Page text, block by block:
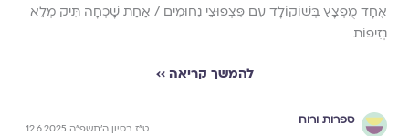
אֶחָד מֻפְצָץ בְּשׁוֹקוֹלָד עִם פִּצְפּוּצֵי נִחוּמִים / אַחַת שָׁכְחָה תִּיק מְלֵא
נְזִיפוֹת
להמשך קריאה ››
ספרות ורוח
ט״ז בסיון ה׳תשפ״ה 12.6.2025